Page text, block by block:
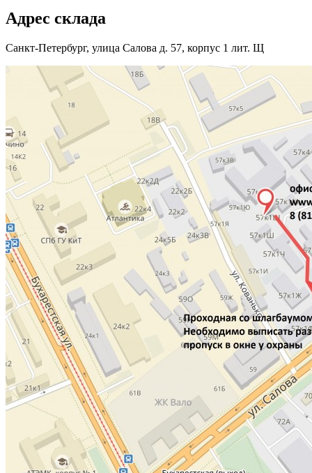
Адрес склада
Санкт-Петербург, улица Салова д. 57, корпус 1 лит. Щ